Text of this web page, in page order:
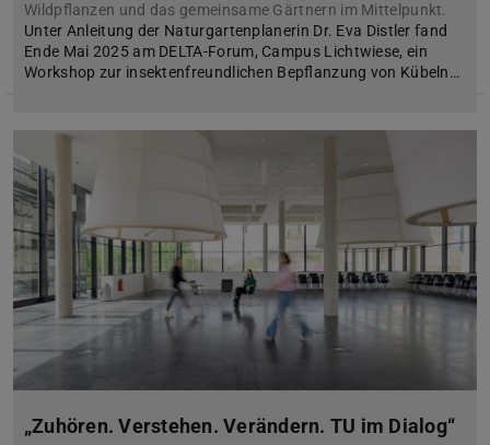
Wildpflanzen und das gemeinsame Gärtnern im Mittelpunkt.
Unter Anleitung der Naturgartenplanerin Dr. Eva Distler fand
Ende Mai 2025 am DELTA-Forum, Campus Lichtwiese, ein
Workshop zur insektenfreundlichen Bepflanzung von Kübeln…
„Zuhören. Verstehen. Verändern. TU im Dialog“